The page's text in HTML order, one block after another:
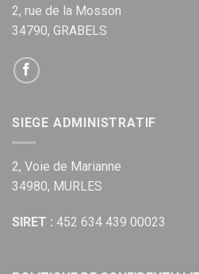
2, rue de la Mosson
34790, GRABELS
SIEGE ADMINISTRATIF
2, Voie de Marianne
34980, MURLES
SIRET : 452 634 439 00023